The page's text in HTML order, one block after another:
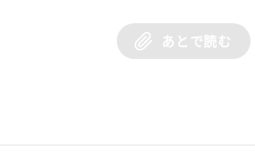
あとで読む